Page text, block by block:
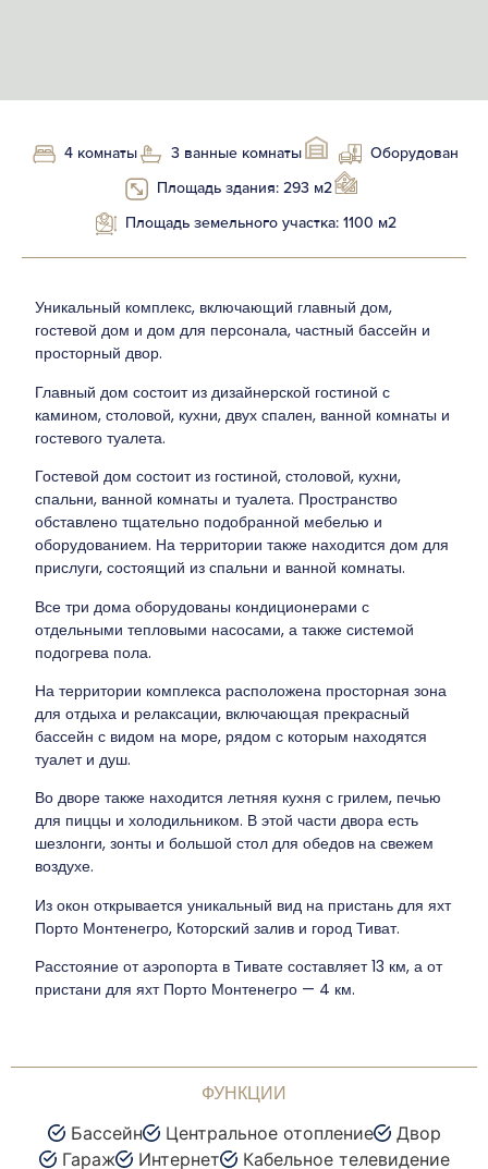
4 комнаты 3 ванные комнаты
Оборудован
Площадь здания: 293 м2
Площадь земельного участка: 1100 м2
Уникальный комплекс, включающий главный дом,
гостевой дом и дом для персонала, частный бассейн и
просторный двор.
Главный дом состоит из дизайнерской гостиной с
камином, столовой, кухни, двух спален, ванной комнаты и
гостевого туалета.
Гостевой дом состоит из гостиной, столовой, кухни,
спальни, ванной комнаты и туалета. Пространство
обставлено тщательно подобранной мебелью и
оборудованием. На территории также находится дом для
прислуги, состоящий из спальни и ванной комнаты.
Все три дома оборудованы кондиционерами с
отдельными тепловыми насосами, а также системой
подогрева пола.
На территории комплекса расположена просторная зона
для отдыха и релаксации, включающая прекрасный
бассейн с видом на море, рядом с которым находятся
туалет и душ.
Во дворе также находится летняя кухня с грилем, печью
для пиццы и холодильником. В этой части двора есть
шезлонги, зонты и большой стол для обедов на свежем
воздухе.
Из окон открывается уникальный вид на пристань для яхт
Порто Монтенегро, Которский залив и город Тиват.
Расстояние от аэропорта в Тивате составляет 13 км, а от
пристани для яхт Порто Монтенегро — 4 км.
ФУНКЦИИ
Бассейн Центральное отопление
Двор
Гараж
Интернет Кабельное телевидение